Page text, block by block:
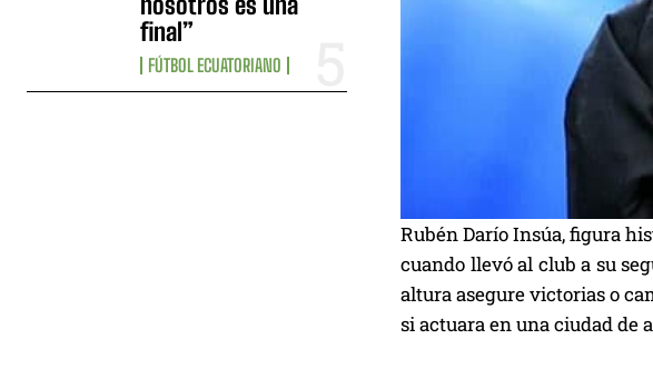
final”
FÚTBOL ECUATORIANO
Rubén Darío Insúa, figura
cuando llevó al club a su
altura asegure victorias o
si actuara en una ciudad de